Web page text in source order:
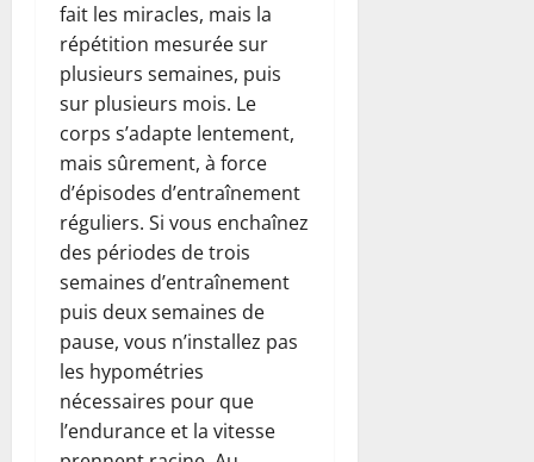
fait les miracles, mais la
répétition mesurée sur
plusieurs semaines, puis
sur plusieurs mois. Le
corps s’adapte lentement,
mais sûrement, à force
d’épisodes d’entraînement
réguliers. Si vous enchaînez
des périodes de trois
semaines d’entraînement
puis deux semaines de
pause, vous n’installez pas
les hypométries
nécessaires pour que
l’endurance et la vitesse